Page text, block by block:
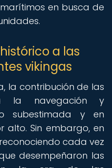
en busca de
a las
vikingas
la contribución de las
la navegación y
subestimada y en
alto. Sin embargo, en
cada vez
desempeñaron las